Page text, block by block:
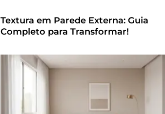
Textura em Parede Externa: Guia
Completo para Transformar!